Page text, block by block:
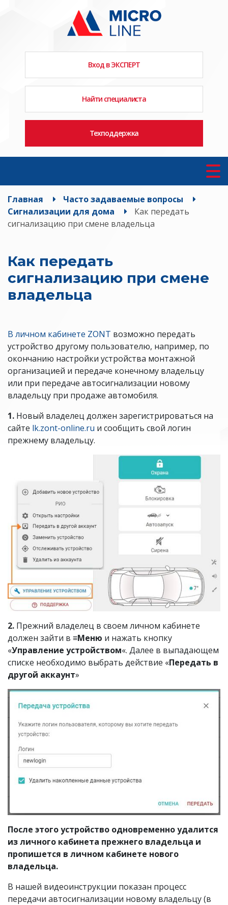
Вход в ЭКСПЕРТ
Найти специалиста
Техподдержка
Главная
Часто задаваемые вопросы
Сигнализации для дома
Как передать
сигнализацию при смене владельца
Как передать
сигнализацию при смене
владельца
В личном кабинете ZONT возможно передать
устройство другому пользователю, например, по
окончанию настройки устройства монтажной
организацией и передаче конечному владельцу
или при передаче автосигнализации новому
владельцу при продаже автомобиля.
1. Новый владелец должен зарегистрироваться на
сайте lk.zont-online.ru и сообщить свой логин
прежнему владельцу.
2. Прежний владелец в своем личном кабинете
должен зайти в ≡Меню и нажать кнопку
«Управление устройством«. Далее в выпадающем
списке необходимо выбрать действие «Передать в
другой аккаунт»
После этого устройство одновременно удалится
из личного кабинета прежнего владельца и
пропишется в личном кабинете нового
владельца.
В нашей видеоинструкции показан процесс
передачи автосигнализации новому владельцу (в